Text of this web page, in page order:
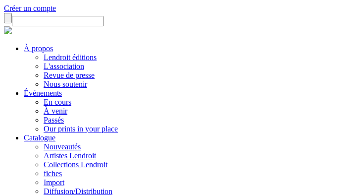
Créer un compte
À propos
Lendroit éditions
L'association
Revue de presse
Nous soutenir
Événements
En cours
À venir
Passés
Our prints in your place
Catalogue
Nouveautés
Artistes Lendroit
Collections Lendroit
fiches
Import
Diffusion/Distribution